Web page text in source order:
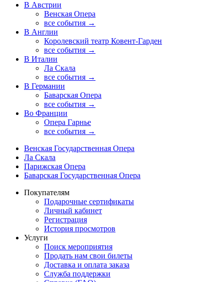
В Австрии
Венская Опера
все события →
В Англии
Королевский театр Ковент-Гарден
все события →
В Италии
Ла Скала
все события →
В Германии
Баварская Опера
все события →
Во Франции
Опера Гарнье
все события →
Венская Государственная Опера
Ла Скала
Парижская Опера
Баварская Государственная Опера
Покупателям
Подарочные сертификаты
Личный кабинет
Регистрация
История просмотров
Услуги
Поиск мероприятия
Продать нам свои билеты
Доставка и оплата заказа
Служба поддержки